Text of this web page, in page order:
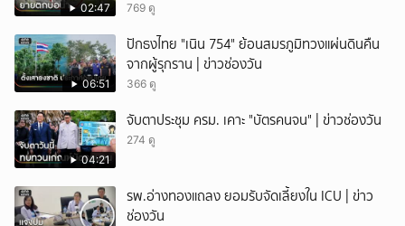
02:47 769 ดู
06:51
ปักธงไทย "เนิน 754" ย้อนสมรภูมิทวงแผ่นดินคืน
จากผู้รุกราน | ข่าวช่องวัน
366 ดู
04:21
จับตาประชุม ครม. เคาะ "บัตรคนจน" | ข่าวช่องวัน
274 ดู
รพ.อ่างทองแถลง ยอมรับจัดเลี้ยงใน ICU | ข่าว
ช่องวัน